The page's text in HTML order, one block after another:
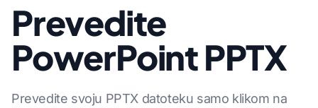
Prevedite
PowerPoint PPTX
Prevedite svoju PPTX datoteku samo klikom na